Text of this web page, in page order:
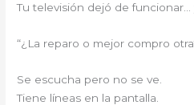
Tu televisión dejó de funcionar…
“¿La reparo o mejor compro
Se escucha pero no se ve.
Tiene líneas en la pantalla.